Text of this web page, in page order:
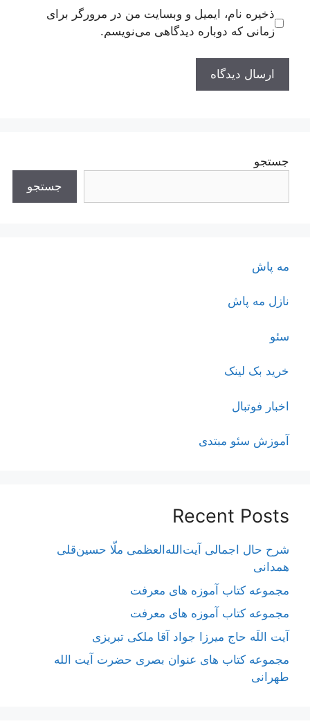
ذخیره نام، ایمیل و وبسایت من در مرورگر برای
زمانی که دوباره دیدگاهی می‌نویسم.
جستجو
جستجو
مه پاش
نازل مه پاش
سئو
خرید بک لینک
اخبار فوتبال
آموزش سئو مبتدی
Recent Posts
شرح حال اجمالی آیت‌الله‌العظمی ملّا حسین‌قلی
همدانی
مجموعه کتاب آموزه های معرفت
مجموعه کتاب آموزه های معرفت
آیت اللَه حاج میرزا جواد آقا ملکی تبریزی
مجموعه کتاب های عنوان بصری حضرت آیت الله
طهرانی